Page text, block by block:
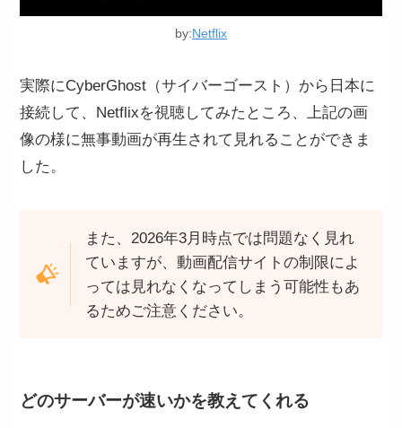
by: Netflix
実際にCyberGhost（サイバーゴースト）から日本に
接続して、Netflixを視聴してみたところ、上記の画
像の様に無事動画が再生されて見れることができま
した。
また、2026年3月時点では問題なく見れ
ていますが、動画配信サイトの制限によ
っては見れなくなってしまう可能性もあ
るためご注意ください。
どのサーバーが速いかを教えてくれる